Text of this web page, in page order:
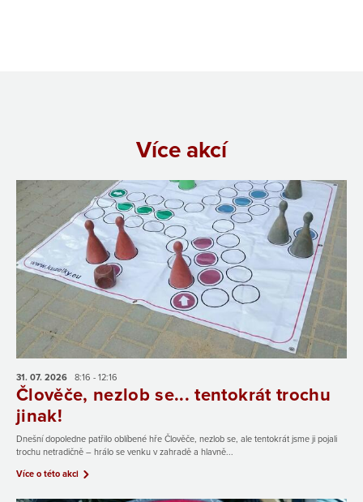
Více akcí
31. 07. 2026 8:16 - 12:16
Člověče, nezlob se... tentokrát trochu
jinak!
Dnešní dopoledne patřilo oblíbené hře Člověče, nezlob se, ale tentokrát jsme ji pojali
trochu netradičně – hrálo se venku v zahradě a hlavně...
Více o této akci